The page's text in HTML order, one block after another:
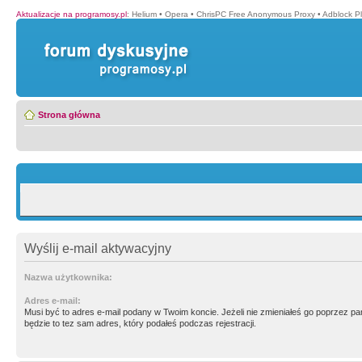
Aktualizacje na programosy.pl: Helium • Opera • ChrisPC Free Anonymous Proxy • Adblock
Strona główna
Wyślij e-mail aktywacyjny
Nazwa użytkownika:
Adres e-mail:
Musi być to adres e-mail podany w Twoim koncie. Jeżeli nie zmieniałeś go poprzez
będzie to tez sam adres, który podałeś podczas rejestracji.